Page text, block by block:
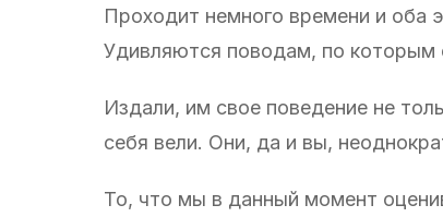
Проходит немного времени и оба
Удивляются поводам, по которым
Издали, им свое поведение не
себя вели. Они, да и вы,
То, что мы в данный момент